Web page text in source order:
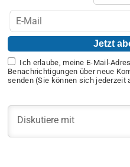
Ich erlaube, meine E-Mail-
Benachrichtigungen über neue
senden (Sie können sich jederzeit